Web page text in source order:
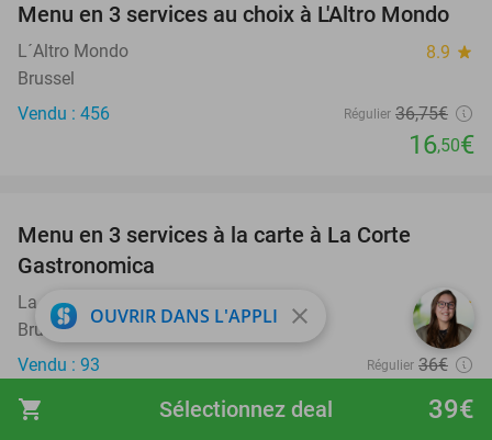
shopping_cart 39€
Sélectionnez deal
55%
Menu en 3 services au choix à L'Altro Mondo
L´Altro Mondo 8.9 star
Brussel
Vendu : 456
Régulier 36,75€
16,50€
Menu en 3 services à la carte à La Corte
Gastronomica
La Corte Gastronomica 8.9star
Bruxelles
Vendu : 93
Régulier 36€
15,90 €
OUVRIR DANS L'APPLI close